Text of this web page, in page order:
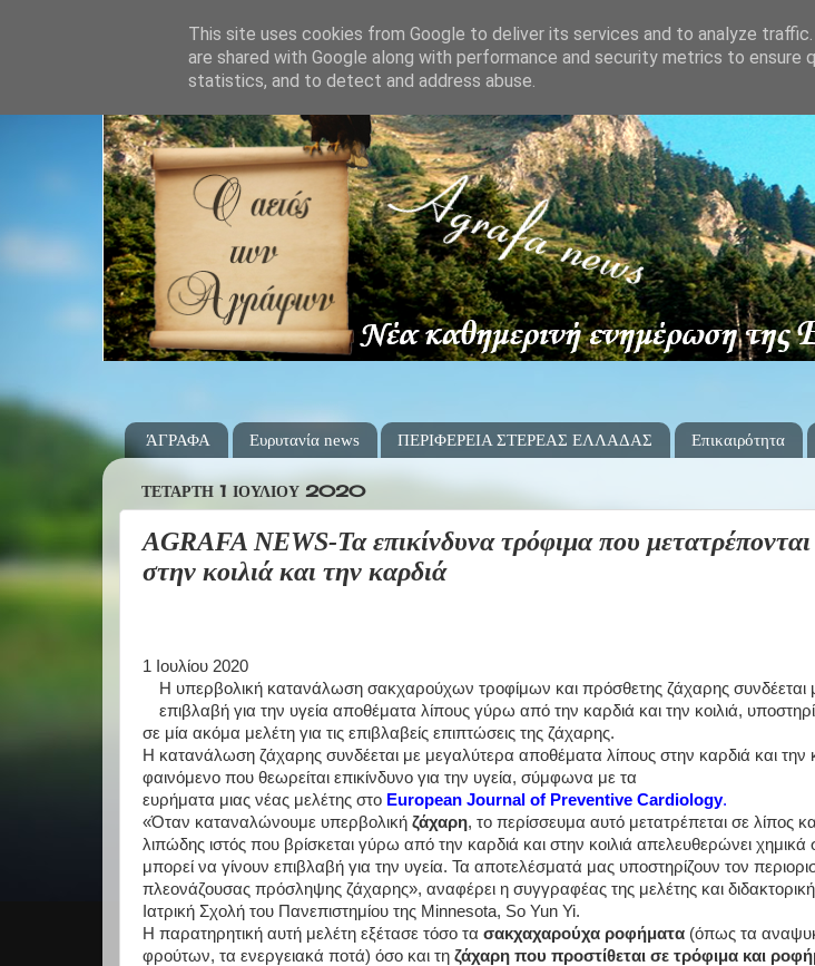
ΆΓΡΑΦΑ Ευρυτανία news ΠΕΡΙΦΕΡΕΙΑ ΣΤΕΡΕΑΣ ΕΛΛΑΔΑΣ Επικαιρότητα
ΤΕΤΆΡΤΗ 1 ΙΟΥΛΊΟΥ 2020
AGRAFA NEWS-Τα επικίνδυνα τρόφιμα που μετατρέπονται
στην κοιλιά και την καρδιά
1 Ιουλίου 2020
Η υπερβολική κατανάλωση σακχαρούχων τροφίμων και πρόσθετης ζάχαρης συνδέεται
επιβλαβή για την υγεία αποθέματα λίπους γύρω από την καρδιά και την κοιλιά,
σε μία ακόμα μελέτη για τις επιβλαβείς επιπτώσεις της ζάχαρης.
Η κατανάλωση ζάχαρης συνδέεται με μεγαλύτερα αποθέματα λίπους στην καρδιά και την
φαινόμενο που θεωρείται επικίνδυνο για την υγεία, σύμφωνα με τα
ευρήματα μιας νέας μελέτης στο European Journal of Preventive Cardiology.
«Όταν καταναλώνουμε υπερβολική ζάχαρη, το περίσσευμα αυτό μετατρέπεται σε λίπος
λιπώδης ιστός που βρίσκεται γύρω από την καρδιά και στην κοιλιά απελευθερώνει
μπορεί να γίνουν επιβλαβή για την υγεία. Τα αποτελέσματά μας υποστηρίζουν τον
πλεονάζουσας πρόσληψης ζάχαρης», αναφέρει η συγγραφέας της μελέτης και διδακτορική
Ιατρική Σχολή του Πανεπιστημίου της Minnesota, So Yun Yi.
Η παρατηρητική αυτή μελέτη εξέτασε τόσο τα σακχαχαρούχα ροφήματα (όπως τα
φρούτων, τα ενεργειακά ποτά) όσο και τη ζάχαρη που προστίθεται σε τρόφιμα και
This site uses cookies from Google to deliver its services and to analyze
are shared with Google along with performance and security metrics to ensure
statistics, and to detect and address abuse.